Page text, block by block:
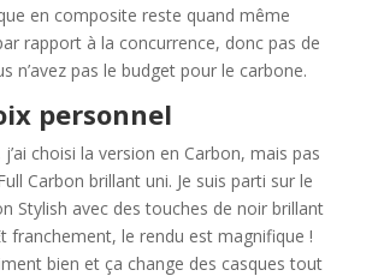
en composite reste quand même
rapport à la concurrence, donc pas de
n’avez pas le budget pour le carbone.
personnel
choisi la version en Carbon, mais pas
Carbon brillant uni. Je suis parti sur le
Stylish avec des touches de noir brillant
franchement, le rendu est magnifique !
bien et ça change des casques tout